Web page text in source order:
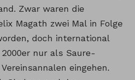
Zwar waren die
Magath zwei Mal in Folge
doch international
nur als Saure-
eingehen.